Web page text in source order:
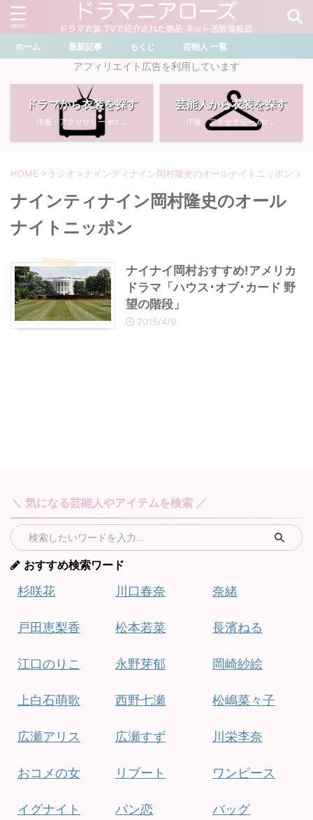
＼ ドラマ・芸能人を検索 ／
おすすめ検索ワード
川口春奈
・石原さとみ
・菜々緒
堀田真由
・多部未華子
・広瀬すず
・畑芽育
・岡崎紗絵
・ ライオンの隠れ家
・サイレント
ホーム 最新記事 もくじ 芸能人 一覧
アフィリエイト広告を利用しています
ドラマから衣装を探す
洋服・アクセサリー etc ...
芸能人から衣装を探す
洋服・アクセサリー etc ...
HOME >ラジオ >ナインティナイン岡村隆史のオールナイトニッポン >
ナインティナイン岡村隆史のオール
ナイトニッポン
ナイナイ岡村おすすめ!アメリカ
ドラマ「ハウス･オブ･カード 野
望の階段」
2015/4/9
＼ 気になる芸能人やアイテムを検索 ／
おすすめ検索ワード
杉咲花
戸田恵梨香
江口のりこ
上白石萌歌
広瀬アリス
おコメの女
イグナイト
川口春奈
松本若菜
永野芽郁
西野七瀬
広瀬すず
リブート
パン恋
奈緒
長濱ねる
岡崎紗絵
松嶋菜々子
川栄李奈
ワンピース
バッグ